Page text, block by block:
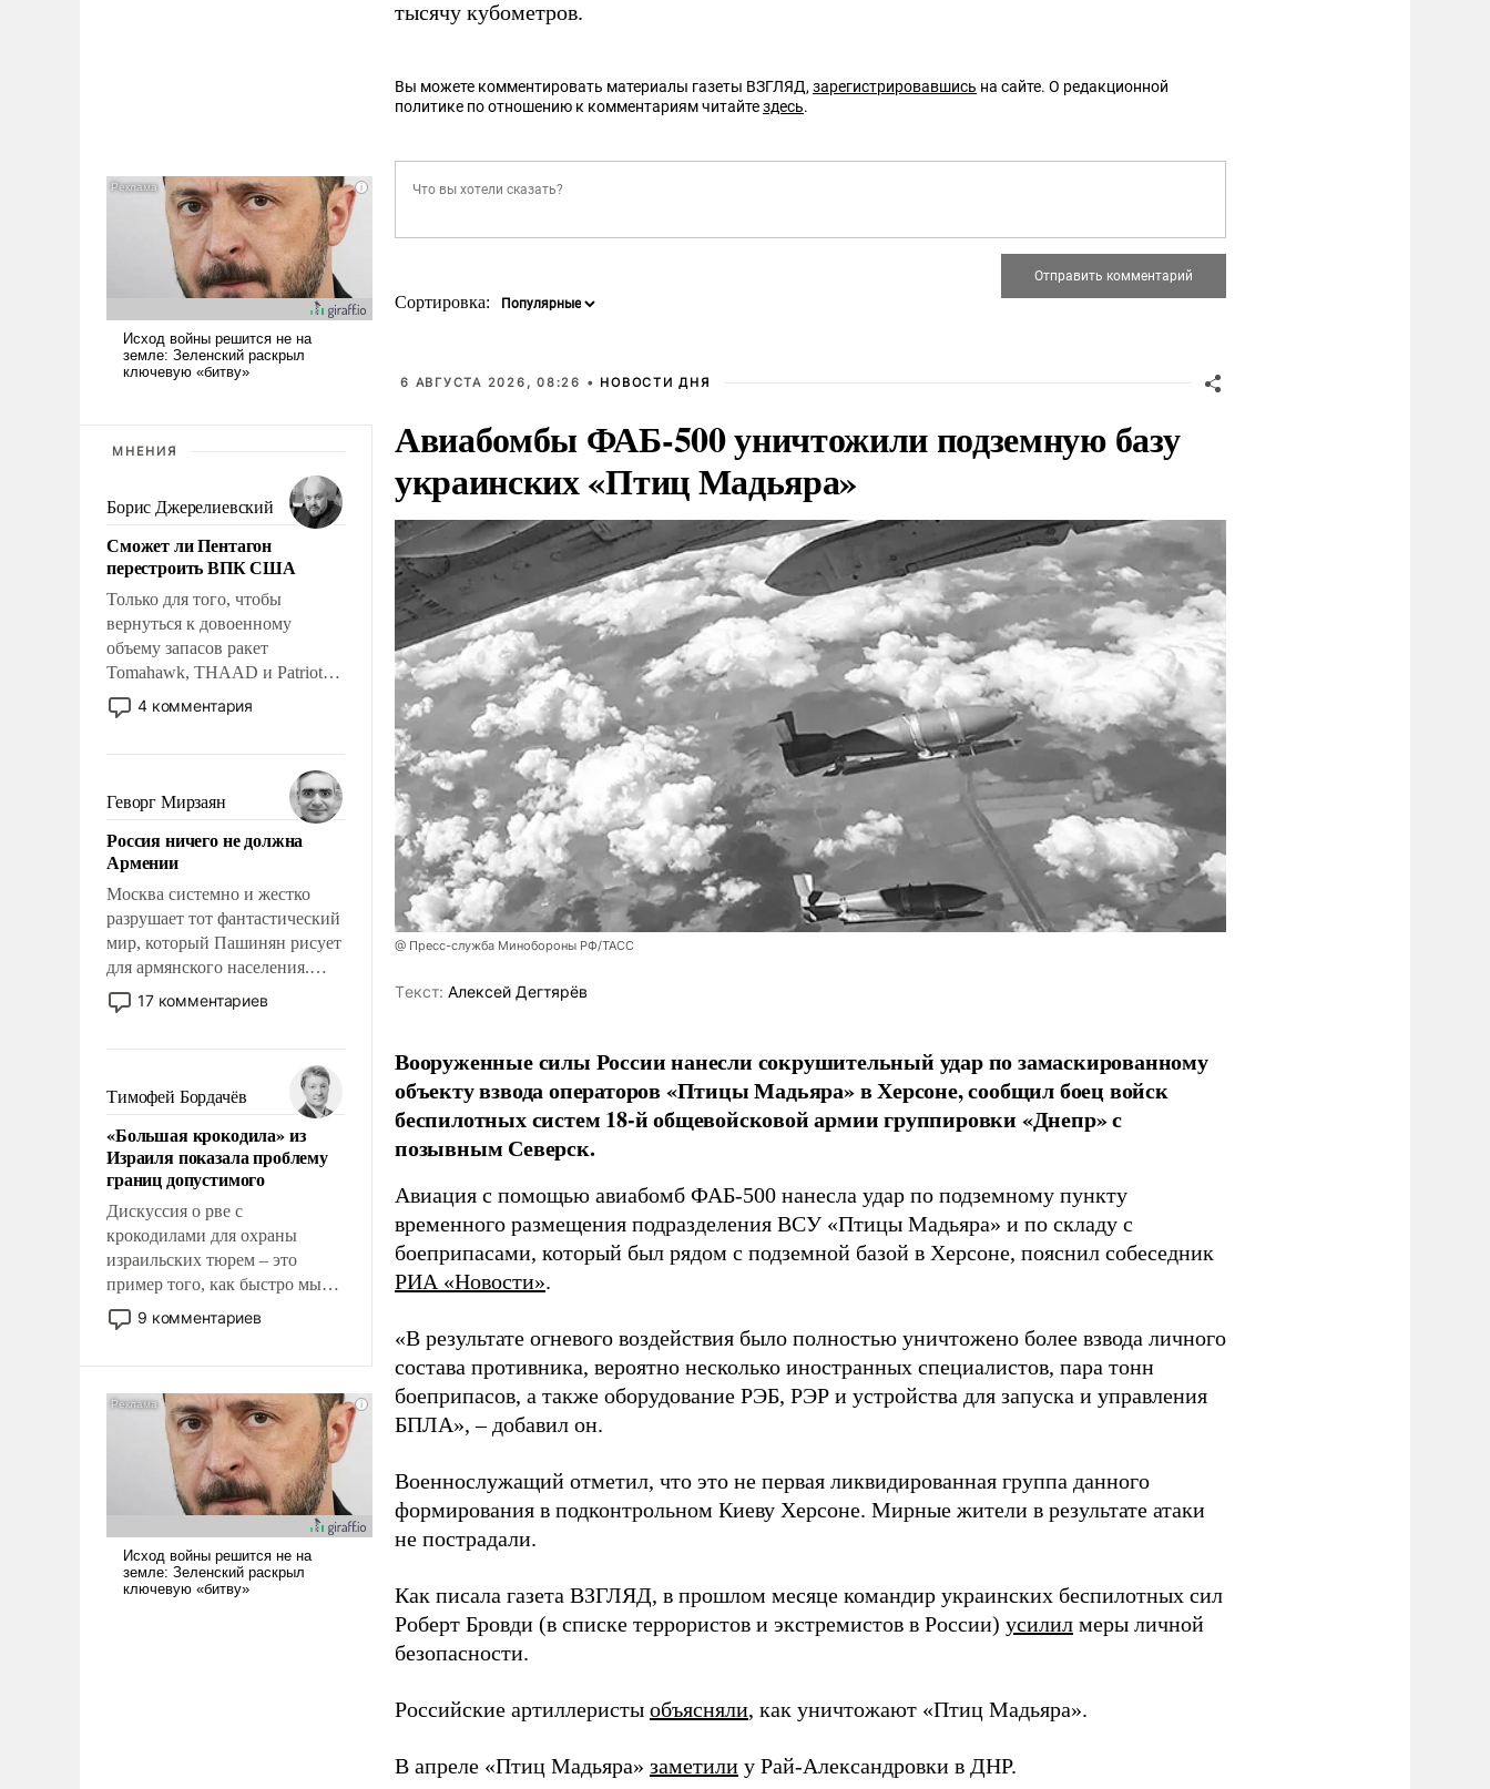
МНЕНИЯ
Борис Джерелиевский
Сможет ли Пентагон
перестроить ВПК США
Только для того, чтобы
вернуться к довоенному
объему запасов ракет
Tomahawk, THAAD и Patriot
США потребуется более трех
лет. Даже небольшая война с
Сложившаяся ситуация
означает многолетний период
уязвимости США, например,
перед Китаем.
4 комментария
Геворг Мирзаян
Россия ничего не должна
Армении
Москва системно и жестко
разрушает тот фантастический
мир, который Пашинян рисует
для армянского населения.
Мир, где политические
прожекты будут безусловно
налогоплательщиков и где
Еревану за свои поступки не
нужно отвечать.
17 комментариев
Тимофей Бордачёв
«Большая крокодила» из
Израиля показала проблему
границ допустимого
Дискуссия о рве с
крокодилами для охраны
израильских тюрем – это
пример того, как быстро мы
двигаемся по пути
революционных изменений.
псевдонаучной фантастики,
стало всерьез обсуждаемой
9 комментариев
тысячу кубометров.
Вы можете комментировать материалы газеты ВЗГЛЯД, зарегистрировавшись на сайте. О редакционной
политике по отношению к комментариям читайтездесь.
Сортировка:
6 АВГУСТА 2026, 08:26 • НОВОСТИ ДНЯ
Авиабомбы ФАБ-500 уничтожили подземную базу
украинских «Птиц Мадьяра»
@ Пресс-служба Минобороны РФ/ТАСС
Tекст: Алексей Дегтярёв
Вооруженные силы России нанесли сокрушительный удар по замаскированному
объекту взвода операторов «Птицы Мадьяра» в Херсоне, сообщил боец войск
беспилотных систем 18-й общевойсковой армии группировки «Днепр» с
позывным Северск.
Авиация с помощью авиабомб ФАБ-500 нанесла удар по подземному пункту
временного размещения подразделения ВСУ «Птицы Мадьяра» и по складу с
боеприпасами, который был рядом с подземной базой в Херсоне, пояснил собеседник
РИА «Новости».
«В результате огневого воздействия было полностью уничтожено более взвода личного
состава противника, вероятно несколько иностранных специалистов, пара тонн
боеприпасов, а также оборудование РЭБ, РЭР и устройства для запуска и управления
БПЛА», – добавил он.
Военнослужащий отметил, что это не первая ликвидированная группа данного
формирования в подконтрольном Киеву Херсоне. Мирные жители в результате атаки
не пострадали.
Как писала газета ВЗГЛЯД, в прошлом месяце командир украинских беспилотных сил
Роберт Бровди (в списке террористов и экстремистов в России) усилил меры личной
безопасности.
Российские артиллеристы объясняли, как уничтожают «Птиц Мадьяра».
В апреле «Птиц Мадьяра» заметили у Рай-Александровки в ДНР.